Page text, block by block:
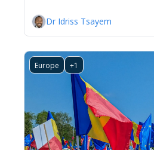
Dr Idriss Tsayem
Europe +1